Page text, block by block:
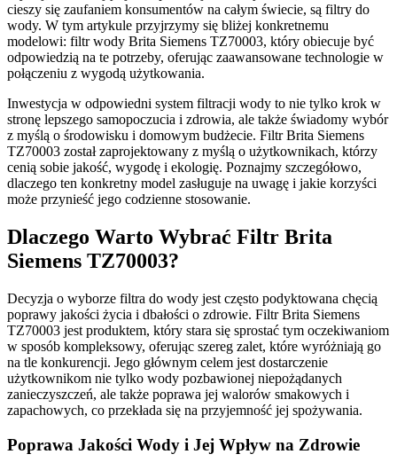
cieszy się zaufaniem konsumentów na całym świecie, są filtry do
wody. W tym artykule przyjrzymy się bliżej konkretnemu
modelowi: filtr wody Brita Siemens TZ70003, który obiecuje być
odpowiedzią na te potrzeby, oferując zaawansowane technologie w
połączeniu z wygodą użytkowania.
Inwestycja w odpowiedni system filtracji wody to nie tylko krok w
stronę lepszego samopoczucia i zdrowia, ale także świadomy wybór
z myślą o środowisku i domowym budżecie. Filtr Brita Siemens
TZ70003 został zaprojektowany z myślą o użytkownikach, którzy
cenią sobie jakość, wygodę i ekologię. Poznajmy szczegółowo,
dlaczego ten konkretny model zasługuje na uwagę i jakie korzyści
może przynieść jego codzienne stosowanie.
Dlaczego Warto Wybrać Filtr Brita
Siemens TZ70003?
Decyzja o wyborze filtra do wody jest często podyktowana chęcią
poprawy jakości życia i dbałości o zdrowie. Filtr Brita Siemens
TZ70003 jest produktem, który stara się sprostać tym oczekiwaniom
w sposób kompleksowy, oferując szereg zalet, które wyróżniają go
na tle konkurencji. Jego głównym celem jest dostarczenie
użytkownikom nie tylko wody pozbawionej niepożądanych
zanieczyszczeń, ale także poprawa jej walorów smakowych i
zapachowych, co przekłada się na przyjemność jej spożywania.
Poprawa Jakości Wody i Jej Wpływ na Zdrowie